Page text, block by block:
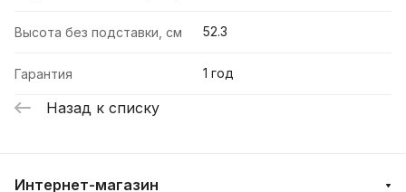
Высота без подставки, см 52.3
Гарантия 1 год
Назад к списку
Интернет-магазин